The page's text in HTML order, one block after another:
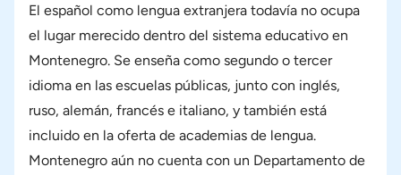
El español como lengua extranjera todavía no ocupa
el lugar merecido dentro del sistema educativo en
Montenegro. Se enseña como segundo o tercer
idioma en las escuelas públicas, junto con inglés,
ruso, alemán, francés e italiano, y también está
incluido en la oferta de academias de lengua.
Montenegro aún no cuenta con un Departamento de